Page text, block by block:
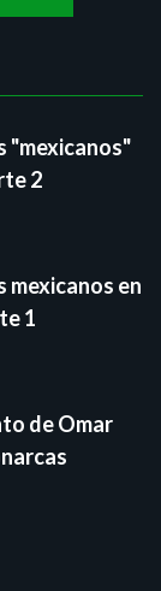
"mexicanos"
2
mexicanos en
1
de Omar